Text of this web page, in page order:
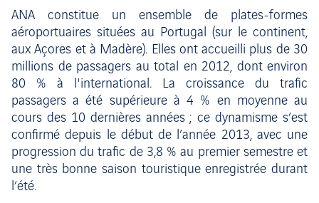
ANA constitue un ensemble de plates-formes
aéroportuaires situées au Portugal (sur le continent,
aux Açores et à Madère). Elles ont accueilli plus de 30
millions de passagers au total en 2012, dont environ
80 % à l'international. La croissance du trafic
passagers a été supérieure à 4 % en moyenne au
cours des 10 dernières années ; ce dynamisme s’est
confirmé depuis le début de l’année 2013, avec une
progression du trafic de 3,8 % au premier semestre et
une très bonne saison touristique enregistrée durant
l’été.